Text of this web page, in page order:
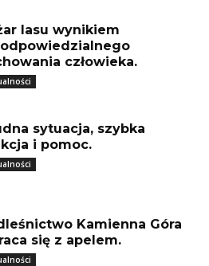
lasu wynikiem
człowieka.
sytuacja, szybka
i pomoc.
Kamienna Góra
się z apelem.